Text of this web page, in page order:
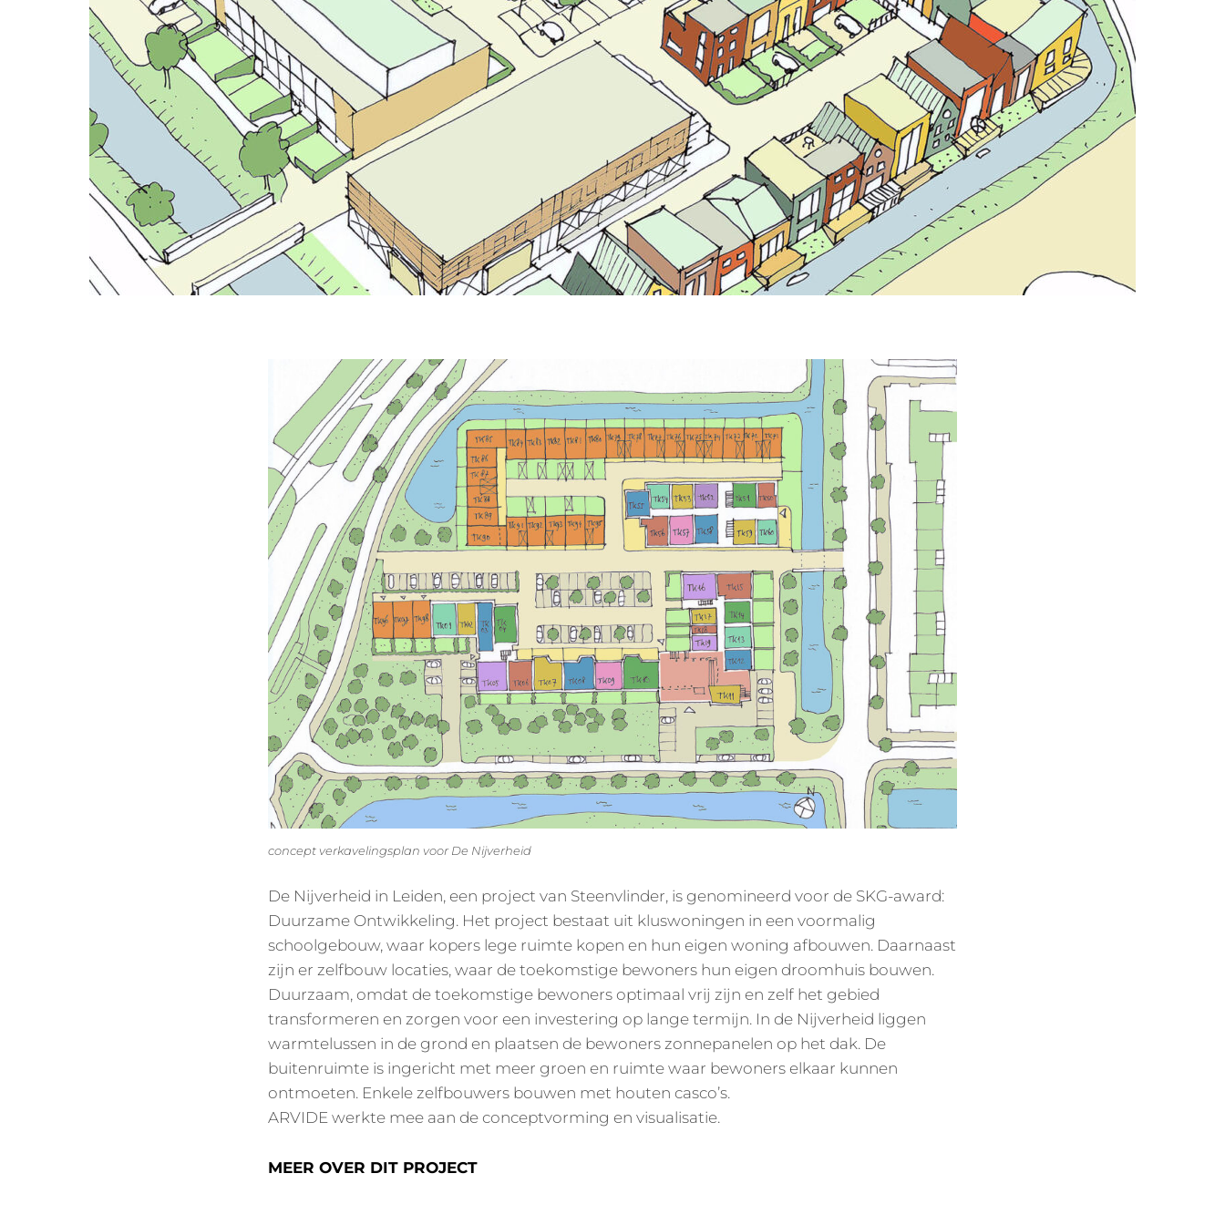
concept verkavelingsplan voor De Nijverheid
De Nijverheid in Leiden, een project van Steenvlinder, is genomineerd voor de SKG-award:
Duurzame Ontwikkeling. Het project bestaat uit kluswoningen in een voormalig
schoolgebouw, waar kopers lege ruimte kopen en hun eigen woning afbouwen. Daarnaast
zijn er zelfbouw locaties, waar de toekomstige bewoners hun eigen droomhuis bouwen.
Duurzaam, omdat de toekomstige bewoners optimaal vrij zijn en zelf het gebied
transformeren en zorgen voor een investering op lange termijn. In de Nijverheid liggen
warmtelussen in de grond en plaatsen de bewoners zonnepanelen op het dak. De
buitenruimte is ingericht met meer groen en ruimte waar bewoners elkaar kunnen
ontmoeten. Enkele zelfbouwers bouwen met houten casco’s.
ARVIDE werkte mee aan de conceptvorming en visualisatie.
MEER OVER DIT PROJECT